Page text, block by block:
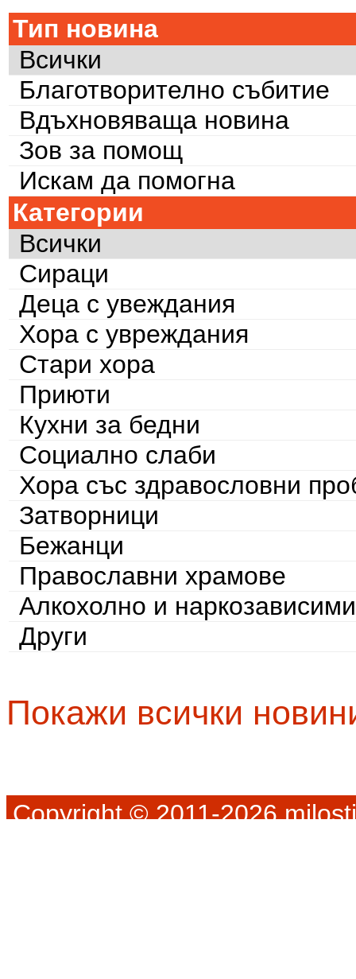
Тип новина
Всички
Благотворително събитие
Вдъхновяваща новина
Зов за помощ
Искам да помогна
Категории
Всички
Сираци
Деца с увеждания
Хора с увреждания
Стари хора
Приюти
Кухни за бедни
Социално слаби
Хора със здравословни
Затворници
Бежанци
Православни храмове
Алкохолно и наркозависими
Други
Покажи всички
Copyright © 2011-2026